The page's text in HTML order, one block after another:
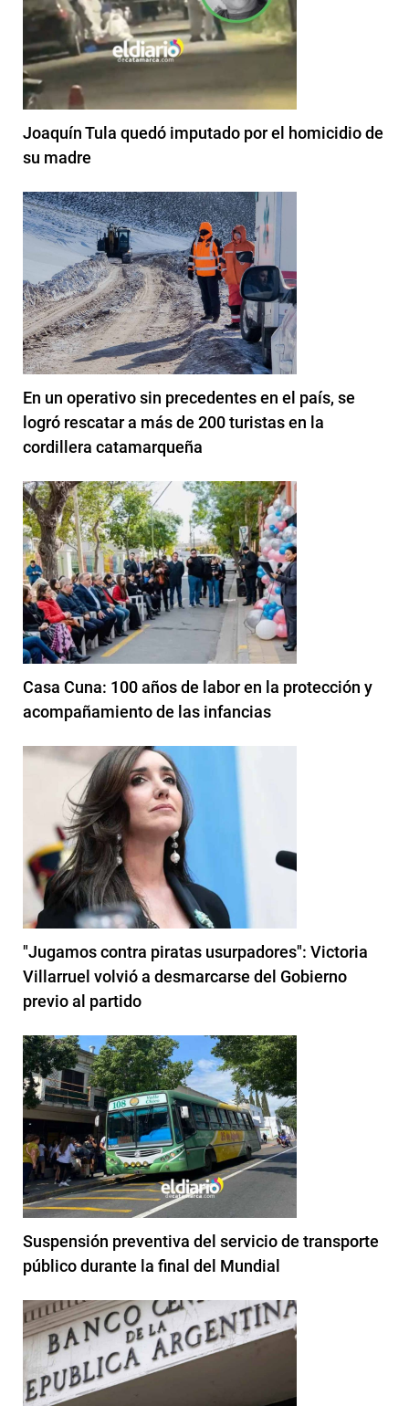
Joaquín Tula quedó imputado por el homicidio de
su madre
En un operativo sin precedentes en el país, se
logró rescatar a más de 200 turistas en la
cordillera catamarqueña
Casa Cuna: 100 años de labor en la protección y
acompañamiento de las infancias
"Jugamos contra piratas usurpadores": Victoria
Villarruel volvió a desmarcarse del Gobierno
previo al partido
Suspensión preventiva del servicio de transporte
público durante la final del Mundial